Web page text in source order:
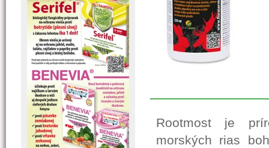
Rootmost je
morských rias